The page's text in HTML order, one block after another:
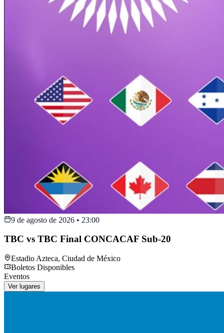
9 de agosto de 2026 • 23:00
TBC vs TBC Final CONCACAF Sub-20
Estadio Azteca, Ciudad de México
Boletos Disponibles
Eventos
Ver lugares